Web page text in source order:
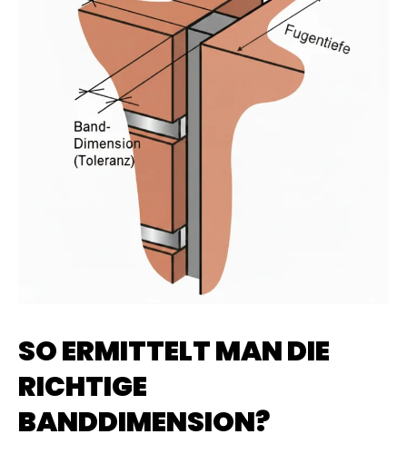
SO ERMITTELT MAN DIE
RICHTIGE
BANDDIMENSION?